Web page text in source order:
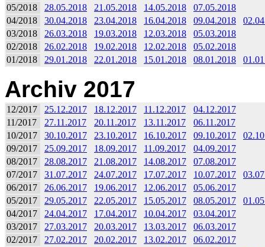
05/2018
28.05.2018 21.05.2018 14.05.2018
07.05.2018
04/2018
30.04.2018 23.04.2018 16.04.2018 09.04.2018
03/2018
26.03.2018 19.03.2018 12.03.2018
05.03.2018
02/2018
26.02.2018 19.02.2018 12.02.2018
05.02.2018
01/2018
29.01.2018 22.01.2018 15.01.2018 08.01.2018
Archiv 2017
12/2017 25.12.2017 18.12.2017 11.12.2017
04.12.2017
11/2017
27.11.2017 20.11.2017 13.11.2017
06.11.2017
10/2017
30.10.2017 23.10.2017 16.10.2017 09.10.2017
09/2017
25.09.2017 18.09.2017 11.09.2017
04.09.2017
08/2017
28.08.2017 21.08.2017 14.08.2017
07.08.2017
07/2017
31.07.2017 24.07.2017 17.07.2017 10.07.2017
06/2017
26.06.2017 19.06.2017 12.06.2017
05.06.2017
05/2017
29.05.2017 22.05.2017 15.05.2017 08.05.2017
04/2017
24.04.2017 17.04.2017 10.04.2017
03.04.2017
03/2017
27.03.2017 20.03.2017 13.03.2017
06.03.2017
02/2017
27.02.2017 20.02.2017 13.02.2017
06.02.2017